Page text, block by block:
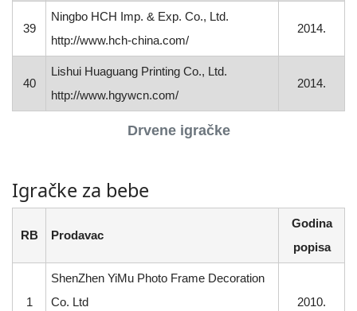
Drvene igračke
39
Ningbo HCH Imp. & Exp. Co., Ltd.
http://www.hch-china.com/
2014.
40
Lishui Huaguang Printing Co., Ltd.
http://www.hgywcn.com/
2014.
Igračke za bebe
RB Prodavac
Godina
popisa
1
ShenZhen YiMu Photo Frame Decoration
Co. Ltd
2010.